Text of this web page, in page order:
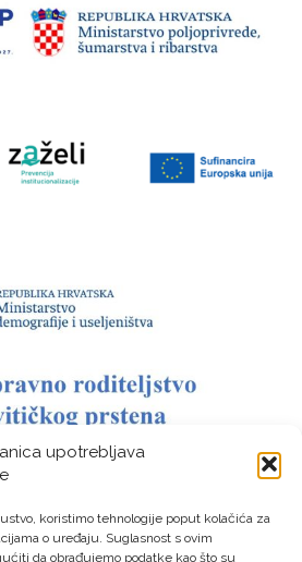
upotrebljava
koristimo tehnologije poput kolačića za
o uređaju. Suglasnost s ovim
da obrađujemo podatke kao što su